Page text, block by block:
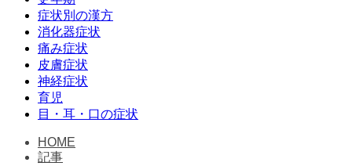
症状別の漢方
消化器症状
痛み症状
皮膚症状
神経症状
育児
目・耳・口の症状
HOME
記事